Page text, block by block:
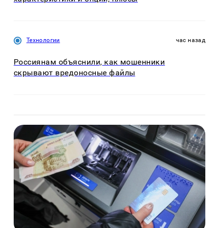
Технологии час назад
Россиянам объяснили, как мошенники
скрывают вредоносные файлы